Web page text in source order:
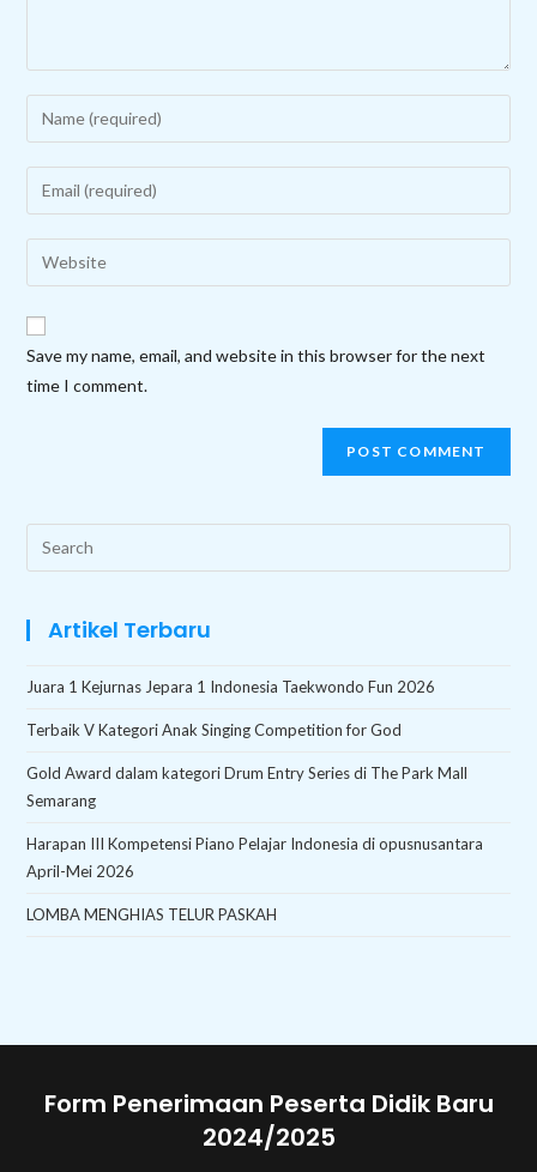
Enter
your
name
to
comment
Enter
your
email
address
comment
Enter
your
website
URL
Save my name, email, and website in this browser for the next
time I comment.
Search
this
Artikel Terbaru
Juara 1 Kejurnas Jepara 1 Indonesia Taekwondo Fun 2026
Terbaik V Kategori Anak Singing Competition for God
Gold Award dalam kategori Drum Entry Series di The Park Mall
Semarang
Harapan III Kompetensi Piano Pelajar Indonesia di opusnusantara
April-Mei 2026
LOMBA MENGHIAS TELUR PASKAH
Form Penerimaan Peserta Didik Baru
2024/2025